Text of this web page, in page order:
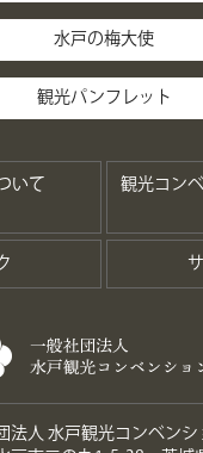
水戸の梅大使
観光パンフレット
いて
観光コン
法人 水戸観光コンベン